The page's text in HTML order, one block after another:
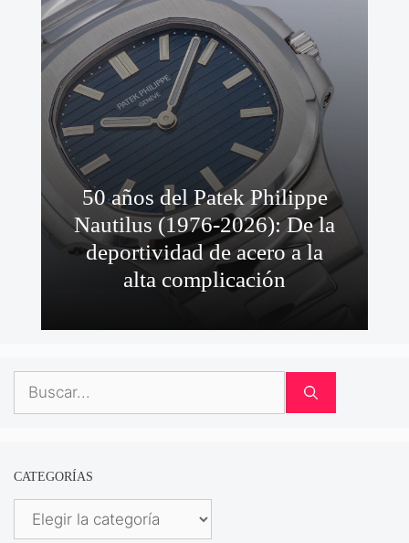
50 años del Patek Philippe
Nautilus (1976-2026): De la
deportividad de acero a la
alta complicación
Buscar:
CATEGORÍAS
Categorías